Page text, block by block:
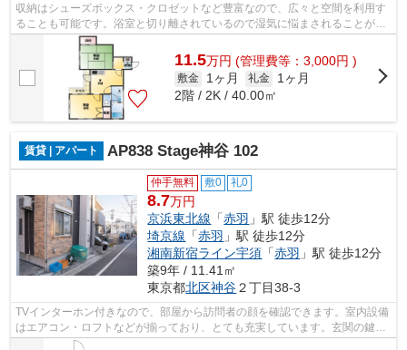
収納はシューズボックス・クロゼットなど豊富なので、広々と空間を利用す
ることも可能です。浴室と切り離されているので湿気に悩まされることがな
くなる独立洗面台が付いています。賃...
11.5万円 (管理費等：3,000円 )
敷金 1ヶ月 礼金
1ヶ月
2階 / 2K / 40.00㎡
賃貸 | アパート AP838 Stage神谷 102
仲手無料 敷0 礼0
8.7万円
京浜東北線 「赤羽 」駅 徒歩12分
埼京線 「赤羽 」駅 徒歩12分
湘南新宿ライン宇須 「赤羽 」駅 徒歩12分
築9年 / 11.41㎡
東京都北区神谷２丁目38-3
TVインターホン付きなので、部屋から訪問者の顔を確認できます。室内設備
はエアコン・ロフトなどが揃っており、とても充実しています。玄関の鍵は
防犯性の高いディンプルキータイプと...